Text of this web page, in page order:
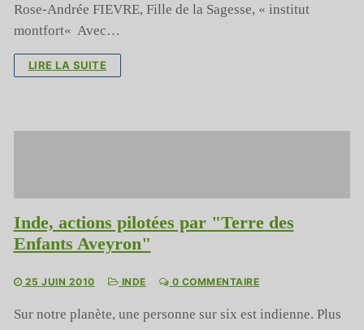
Rose-Andrée FIEVRE, Fille de la Sagesse, « institut
montfort« Avec…
LIRE LA SUITE
Inde, actions pilotées par "Terre des
Enfants Aveyron"
25 JUIN 2010 INDE 0 COMMENTAIRE
Sur notre planète, une personne sur six est indienne. Plus